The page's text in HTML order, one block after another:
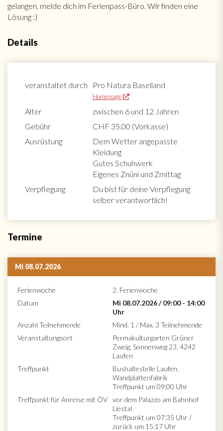
gelangen, melde dich im Ferienpass-Büro. Wir finden eine
Lösung :)
Details
veranstaltet durch Pro Natura Baselland
Homepage
Alter
zwischen 6 und 12 Jahren
Gebühr
CHF 35.00 (Vorkasse)
Ausrüstung
Dem Wetter angepasste
Kleidung
Gutes Schuhwerk
Eigenes Znüni und Zmittag
Verpflegung
Du bist für deine Verpflegung
selber verantwortlich!
Termine
Mi 08.07.2026
Ferienwoche
2. Ferienwoche
Datum
Mi 08.07.2026 / 09:00 - 14:00
Uhr
Anzahl Teilnehmende
Mind. 1 / Max. 3 Teilnehmende
Veranstaltungsort
Permakulturgarten Grüner
Zweig, Sonnenweg 23, 4242
Laufen
Treffpunkt
Bushaltestelle Laufen,
Wandplattenfabrik
Treffpunkt um 09:00 Uhr
Treffpunkt für Anreise mit ÖV
vor dem Palazzo am Bahnhof
Liestal
Treffpunkt um 07:35 Uhr /
zurück um 15:17 Uhr